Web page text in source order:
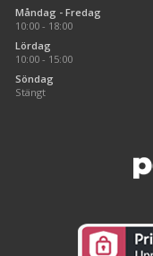
Måndag - Fredag
10:00 - 18:00
Lördag
10:00 - 15:00
Söndag
Stängt